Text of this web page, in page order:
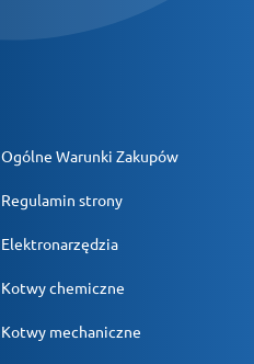
Ogólne Warunki Zakupów
Regulamin strony
Elektronarzędzia
Kotwy chemiczne
Kotwy mechaniczne